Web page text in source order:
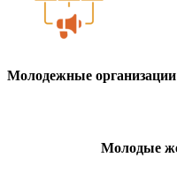
Молодежные организации
Молодые